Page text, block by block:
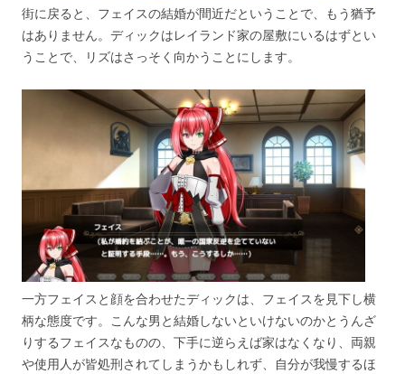
街に戻ると、フェイスの結婚が間近だということで、もう猶予
はありません。ディックはレイランド家の屋敷にいるはずとい
うことで、リズはさっそく向かうことにします。
一方フェイスと顔を合わせたディックは、フェイスを見下し横
柄な態度です。こんな男と結婚しないといけないのかとうんざ
りするフェイスなものの、下手に逆らえば家はなくなり、両親
や使用人が皆処刑されてしまうかもしれず、自分が我慢するほ